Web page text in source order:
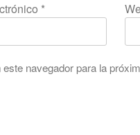
*
navegador para la